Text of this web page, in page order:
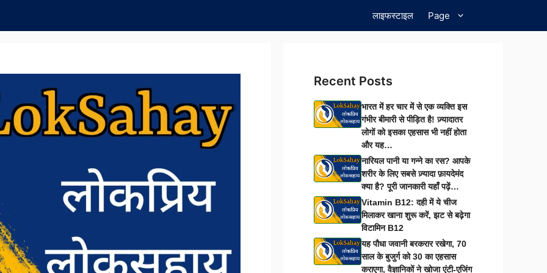
लाइफस्टाइल Page
Recent Posts
भारत में हर चार में से एक व्यक्ति इस
गंभीर बीमारी से पीड़ित है! ज़्यादातर
लोगों को इसका एहसास भी नहीं होता
और यह…
नारियल पानी या गन्ने का रस? आपके
शरीर के लिए सबसे ज़्यादा फ़ायदेमंद
क्या है? पूरी जानकारी यहाँ पढ़ें…
Vitamin B12: दही में ये चीज
मिलाकर खाना शुरू करें, झट से बढ़ेगा
विटामिन B12
यह पौधा जवानी बरकरार रखेगा, 70
साल के बुजुर्ग को 30 का एहसास
कराएगा, वैज्ञानिकों ने खोजा एंटी-एजिंग